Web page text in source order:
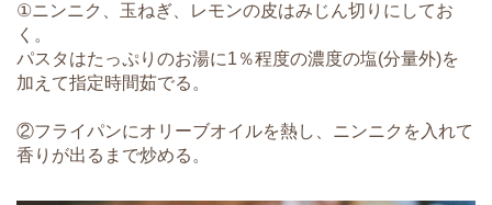
①ニンニク、玉ねぎ、レモンの皮はみじん切りにしてお
く。
パスタはたっぷりのお湯に1％程度の濃度の塩(分量外)を
加えて指定時間茹でる。
②フライパンにオリーブオイルを熱し、ニンニクを入れて
香りが出るまで炒める。